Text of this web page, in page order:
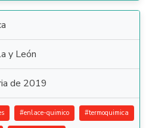
y León
de 2019
#enlace-quimico #termoquimica